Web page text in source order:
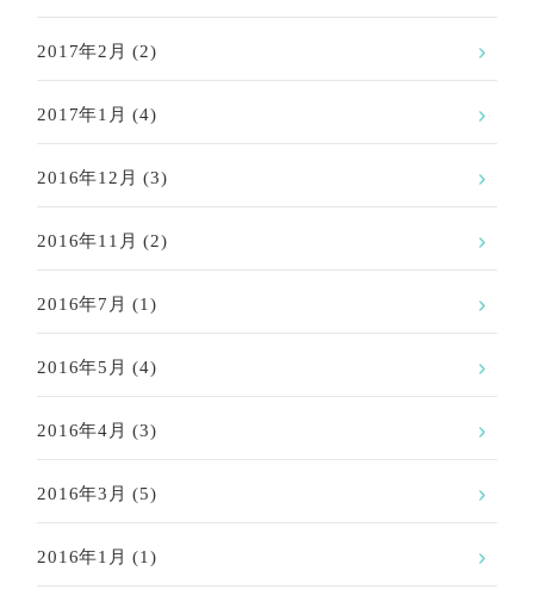
2017年2月 (2)
2017年1月 (4)
2016年12月 (3)
2016年11月 (2)
2016年7月 (1)
2016年5月 (4)
2016年4月 (3)
2016年3月 (5)
2016年1月 (1)